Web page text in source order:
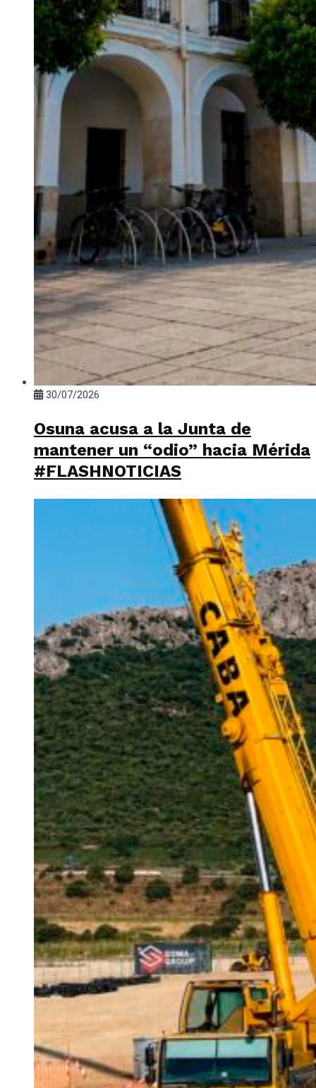
30/07/2026
Osuna acusa a la Junta de
mantener un “odio” hacia Mérida
#FLASHNOTICIAS